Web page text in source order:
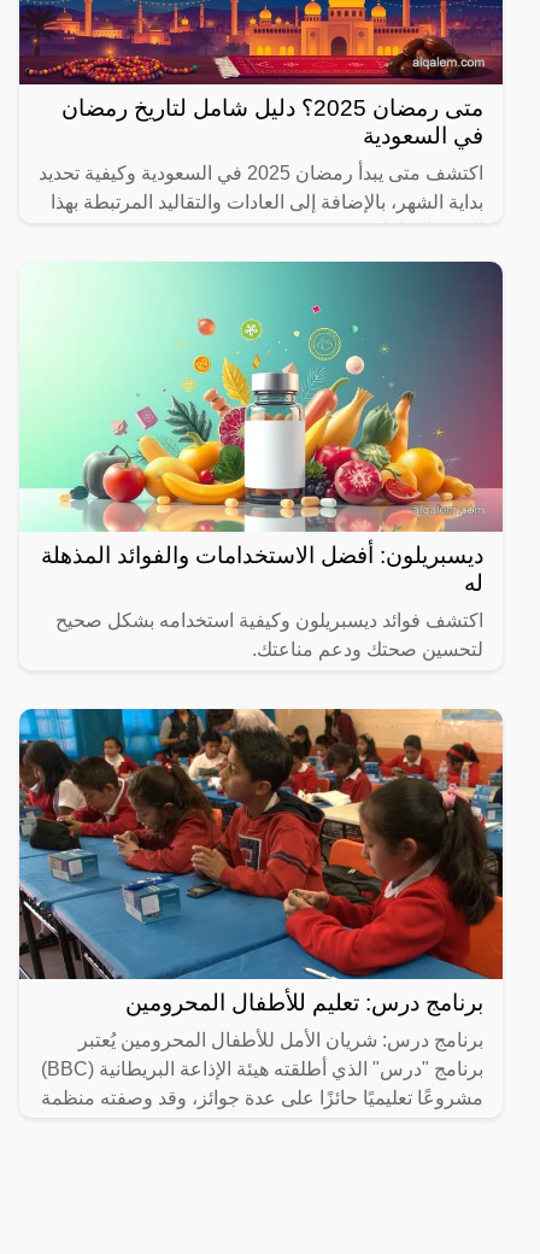
متى رمضان 2025؟ دليل شامل لتاريخ رمضان
في السعودية
اكتشف متى يبدأ رمضان 2025 في السعودية وكيفية تحديد
بداية الشهر، بالإضافة إلى العادات والتقاليد المرتبطة بهذا
ديسبريلون: أفضل الاستخدامات والفوائد المذهلة
له
اكتشف فوائد ديسبريلون وكيفية استخدامه بشكل صحيح
لتحسين صحتك ودعم مناعتك.
برنامج درس: تعليم للأطفال المحرومين
برنامج درس: شريان الأمل للأطفال المحرومين يُعتبر
برنامج "درس" الذي أطلقته هيئة الإذاعة البريطانية (BBC)
مشروعًا تعليميًا حائزًا على عدة جوائز، وقد وصفته منظمة